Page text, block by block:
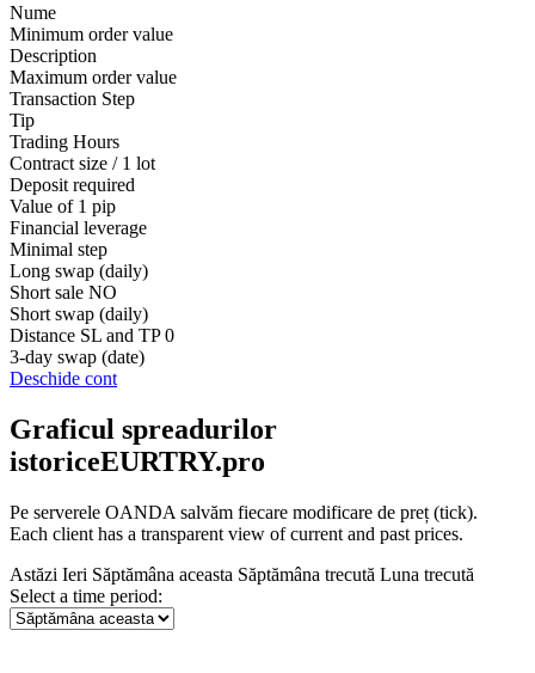
Nume
Minimum order value
Description
Maximum order value
Transaction Step
Tip
Trading Hours
Contract size / 1 lot
Deposit required
Value of 1 pip
Financial leverage
Minimal step
Long swap (daily)
Short sale NO
Short swap (daily)
Distance SL and TP 0
3-day swap (date)
Deschide cont
Graficul spreadurilor
istoriceEURTRY.pro
Pe serverele OANDA salvăm fiecare modificare de preț (tick).
Each client has a transparent view of current and past prices.
Astăzi Ieri Săptămâna aceasta Săptămâna trecută Luna trecută
Select a time period: